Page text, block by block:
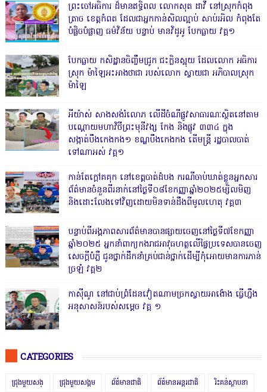
ព្រះចៅអធិការ ដ៏មានឥទ្ធិពល លោកសុត ដាវី នៅស្រុកកំពុង
ត្រាច ខេត្តកំពត ដែលជាអ្នកកាន់សិលល្អាប់ សាប់រអិល កំពុងតែ
បំផ្លិចបំផ្លាញ ធម៌វិន័យ បន្ទាប់ មានវិដូអូ បែកធ្លាយ វគ្គ១
បែកធ្លាយ កសិដ្ឋានចិញ្ចឹមជ្រូក ជះក្លិនស្អុយ ដែលលោក អធិការ
ស្រុក ម៉ាឡៃអះអាងថាជា របស់លោក ស្វាយជា អភិបាលស្រុក
ម៉ាឡៃ
អីយ៉ាស់ សាងសង់រំលោភ លើដីចំណីផ្លូវសាធារណៈស្ថិតនៅតាម
បណ្ដោយមហាវិថីព្រះមុនីវង្ស កែង និងផ្លូវ ៣៣៤ ក្នុង
សង្កាត់បឹងកេងកង១ ខណ្ឌបឹងកេងកង តើមន្ត្រី រដ្ឋបាលបាត់
ទៅណាអស់ វគ្គ១
កាន់តែក្តៅគគុក នៅខេត្តបាត់ដំបង ករណីចាប់ឃាត់ខ្លួនអ្នកសារ
ព័ត៌មានចំនួនពីរនាក់នៅថ្ងៃទី០៨ខែកញ្ញាឆ្នាំ២០២៥ម្សិលមិញ
និងដោះលែងទៅវិញដោយមិនទាន់ដឹងពីមូលហេតុ វគ្គ៣
បន្ទាប់ពីអង្គភាពសារព័ត៌មានបានផ្សាយចេញនៅថ្ងៃទី៧ខែកញ្ញា
ឆ្នាំ២០២៥ អ្នកនាំពាក្យកងរាជអាវុធហត្ថលើផ្ទៃប្រទេសបានចេញ
សេចក្តីបំភ្លឺ ជូនថ្នាក់ដឹកនាំគ្រប់ជាន់ថ្នាក់ដើម្បីកុំអោយមានការភាន់
ច្រឡំ វគ្គ២
កាសុីណូ នៅជាប់ព្រំដែនវៀតណាមច្រកស្វាយអាង៉ោង ធ្វើហ្នឹង
អនុសាសន៍របស់សម្ដេច វគ្គ ១
CATEGORIES
ជ្រុងមួយសង្ ជ្រុងមួយសង្គម ព័ត៌មានជាតិ ព័ត៌មានអន្តរជាតិ រិះគន់ស្ថាបនា